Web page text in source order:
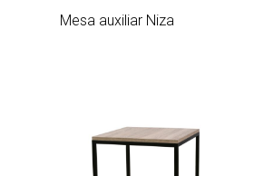
Mesa auxiliar Niza